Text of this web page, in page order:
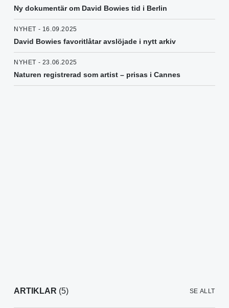
Ny dokumentär om David Bowies tid i Berlin
NYHET - 16.09.2025
David Bowies favoritlåtar avslöjade i nytt arkiv
NYHET - 23.06.2025
Naturen registrerad som artist – prisas i Cannes
ARTIKLAR (5) SE ALLT